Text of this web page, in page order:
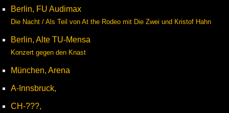
Berlin, FU Audimax
Die Nacht / Als Teil von At the Rodeo mit Die Zwei und Kristof Hahn
Berlin, Alte TU-Mensa
Konzert gegen den Knast
München, Arena
A-Innsbruck,
CH-???,